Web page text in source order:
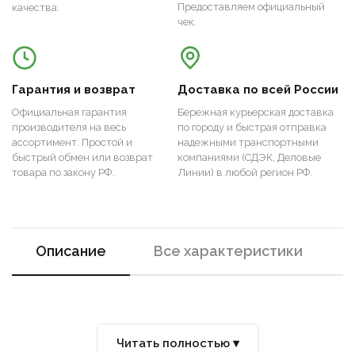
качества.
Предоставляем официальный
чек.
Гарантия и возврат
Официальная гарантия
производителя на весь
ассортимент. Простой и
быстрый обмен или возврат
товара по закону РФ.
Доставка по всей России
Бережная курьерская доставка
по городу и быстрая отправка
надежными транспортными
компаниями (СДЭК, Деловые
Линии) в любой регион РФ.
Описание Все характеристики
Читать полностью ▾